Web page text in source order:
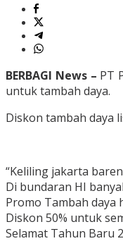
BERBAGI News – PT
untuk tambah daya.
Diskon tambah daya
“Keliling jakarta
Di bundaran HI
Promo Tambah daya
Diskon 50% untuk
Selamat Tahun Baru